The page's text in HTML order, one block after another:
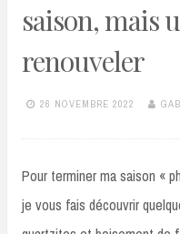
saison, mais
renouveler
26 NOVEMBRE 2022
Pour terminer ma saison «
je vous fais découvrir